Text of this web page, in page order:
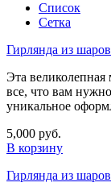
Список
Сетка
Гирлянда из
Эта
все, что вам
уникальное
5,000 руб.
В корзину
Гирлянда из